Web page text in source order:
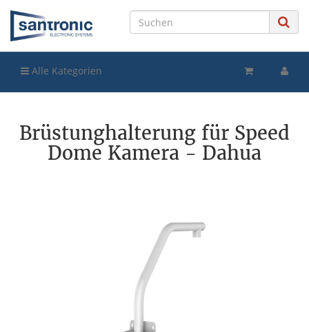
Alle Kategorien
Brüstunghalterung für Speed
Dome Kamera - Dahua